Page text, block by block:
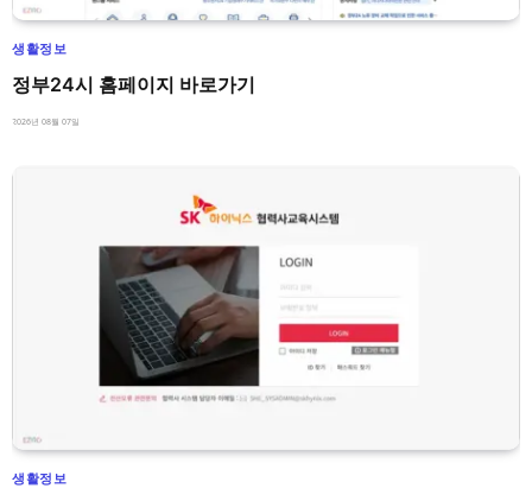
생활정보
정부24시 홈페이지 바로가기
2026년 08월 07일
생활정보